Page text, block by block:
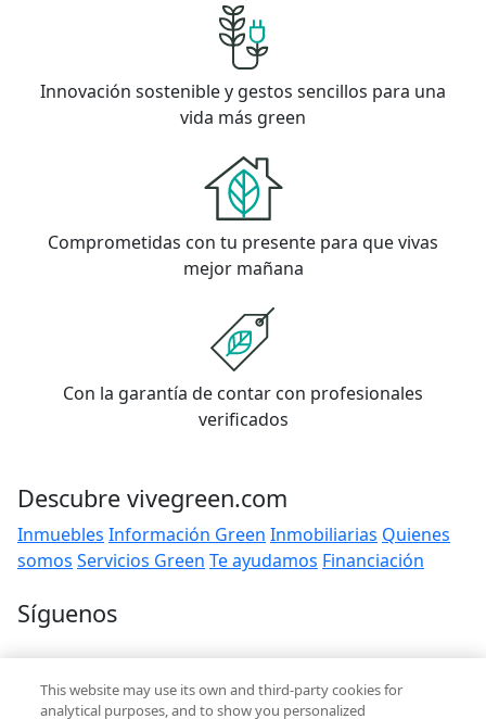
Innovación sostenible y gestos sencillos para una
vida más green
Comprometidas con tu presente para que vivas
mejor mañana
Con la garantía de contar con profesionales
verificados
Descubre vivegreen.com
Inmuebles Información Green Inmobiliarias Quienes
somos Servicios Green Te ayudamos Financiación
Síguenos
Contacto
hola@vivegreen.com
This website may use its own and third-party cookies for
analytical purposes, and to show you personalized